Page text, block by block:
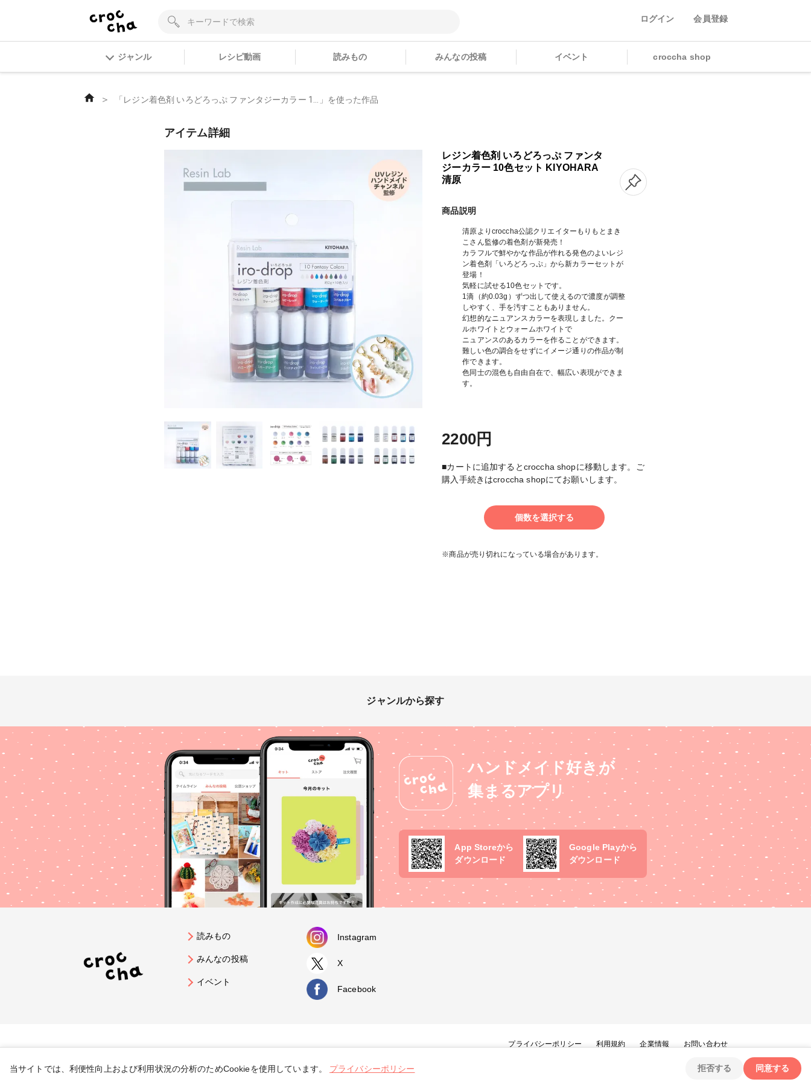
ログイン 会員登録
ジャンル レシピ動画 読みもの みんなの投稿 イベント croccha shop
＞ 「レジン着色剤 いろどろっぷ ファンタジーカラー 1...」を使った作品
アイテム詳細
レジン着色剤 いろどろっぷ ファンタ
ジーカラー 10色セット KIYOHARA
清原
商品説明
清原よりcroccha公認クリエイターもりもとまき
こさん監修の着色剤が新発売！
カラフルで鮮やかな作品が作れる発色のよいレジ
ン着色剤「いろどろっぷ」から新カラーセットが
登場！
気軽に試せる10色セットです。
1滴（約0.03g）ずつ出して使えるので濃度が調整
しやすく、手を汚すこともありません。
幻想的なニュアンスカラーを表現しました。クー
ルホワイトとウォームホワイトで
ニュアンスのあるカラーを作ることができます。
難しい色の調合をせずにイメージ通りの作品が制
作できます。
色同士の混色も自由自在で、幅広い表現ができま
す。
2200円
■カートに追加するとcroccha shopに移動します。ご
購入手続きはcroccha shopにてお願いします。
個数を選択する
※商品が売り切れになっている場合があります。
ジャンルから探す
ハンドメイド好きが
集まるアプリ
App Storeから
ダウンロード
Google Playから
ダウンロード
読みもの
みんなの投稿
イベント
Instagram
X
Facebook
プライバシーポリシー 利用規約 企業情報 お問い合わせ
tryangle Co., Ltd. All Rights Reserved.
当サイトでは、利便性向上および利用状況の分析のためCookieを使用しています。 プライバシーポリシー 拒否する 同意する